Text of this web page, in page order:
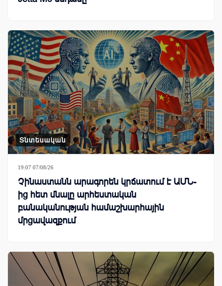
Տնտեսական
19:07 07/08/26
Չինաստանն արագորեն կրճատում է ԱՄՆ-
ից հետ մնալը արհեստական
բանականության համաշխարհային
մրցավազքում